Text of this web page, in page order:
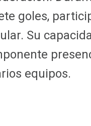
goles,
Su
equipos.